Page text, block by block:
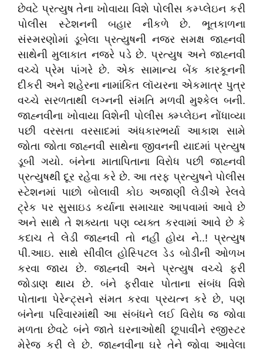
છેવટે પ્રત્યુષ તેના ખોવાયા વિશે પોલીસ કમ્પ્લેઇન કરી
પોલીસ સ્ટેશનની બહાર નીકળે છે. ભૂતકાળના
સંસ્મરણોમાં ડૂબેલા પ્રત્યુષની નજર સમક્ષ જાહ્નવી
સાથેની મુલાકાત નજરે પડે છે. પ્રત્યુષ અને જાહ્નવી
વચ્ચે પ્રેમ પાંગરે છે. એક સામાન્ય બેંક કારકૂનની
દીકરી અને શહેરના નામાંકિત લૉયરના એકમાત્ર પુત્ર
વચ્ચે સરળતાથી લગ્નની સંમતિ મળવી મુશ્કેલ બની.
જાહ્નવીના ખોવાયા વિશેની પોલીસ ક્મ્પ્લેઇન નોંધાવ્યા
પછી વરસતા વરસાદમાં અંધકારભર્યા આકાશ સામે
જોતા જોતા જાહ્નવી સાથેના જીવનની યાદમાં પ્રત્યુષ
ડૂબી ગયો. બંનેના માતાપિતાના વિરોધ પછી જાહ્નવી
પ્રત્યુષથી દૂર રહેવા કરે છે. આ તરફ પ્રત્યુષને પોલીસ
સ્ટેશનમાં પાછો બોલાવી કોઇ અજાણી લેડીએ રેલવે
ટ્રેક પર સુસાઇડ કર્યાના સમાચાર આપવામાં આવે છે
અને સાથે તે શક્યતા પણ વ્યક્ત કરવામાં આવે છે કે
કદાચ તે લેડી જાહ્નવી તો નહીં હોય ને..! પ્રત્યુષ
પી.આઇ. સાથે સીવીલ હોસ્પિટલ ડેડ બોડીની ઓળખ
કરવા જાય છે. જાહ્નવી અને પ્રત્યુષ વચ્ચે ફરી
જોડાણ થાય છે. બંને ફરીવાર પોતાના સંબંધ વિશે
પોતાના પેરેન્ટ્સને સંમત કરવા પ્રયત્ન કરે છે, પણ
બંનેના પરિવારમાંથી આ સંબંધને લઈ વિરોધ જ જોવા
મળતા છેવટે બંને જાતે ઘરનાઓથી છૂપાવીને રજીસ્ટર
મેરેજ કરી લે છે. જાહ્નવીના ઘરે તેને જોવા આવેલા